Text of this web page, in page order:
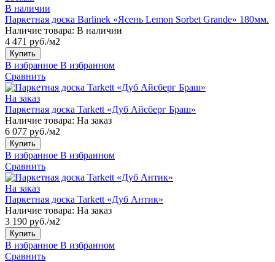
В наличии
Паркетная доска Barlinek «Ясень Lemon Sorbet Grande» 180мм.
Наличие товара: В наличии
4 471 руб./м2
Купить
В избранное В избранном
Сравнить
На заказ
Паркетная доска Tarkett «Дуб Айсберг Браш»
Наличие товара: На заказ
6 077 руб./м2
Купить
В избранное В избранном
Сравнить
На заказ
Паркетная доска Tarkett «Дуб Антик»
Наличие товара: На заказ
3 190 руб./м2
Купить
В избранное В избранном
Сравнить